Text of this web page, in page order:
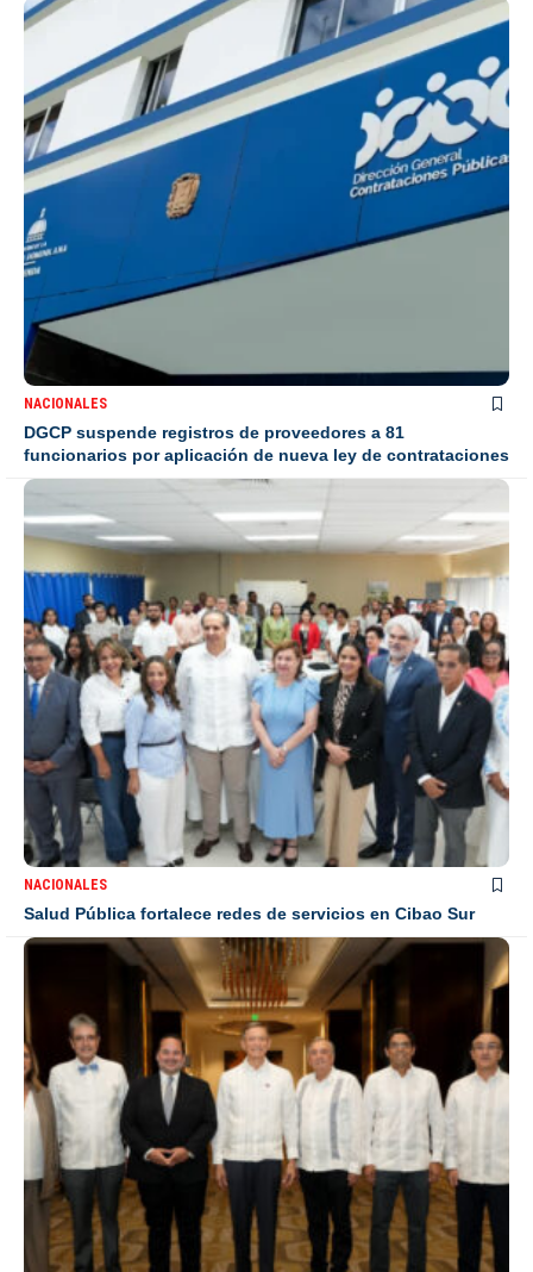
NACIONALES
DGCP suspende registros de proveedores a 81
funcionarios por aplicación de nueva ley de contrataciones
NACIONALES
Salud Pública fortalece redes de servicios en Cibao Sur